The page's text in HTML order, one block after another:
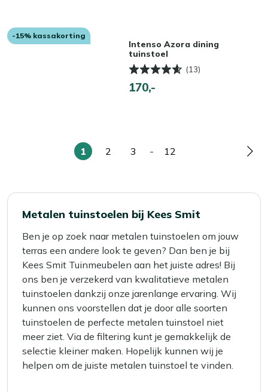
-15% kassakorting
Intenso Azora dining
tuinstoel
(13)
170,-
U
1
Pagina
2
Pagina
3 -
Pagina
12
Metalen tuinstoelen bij Kees Smit
Ben je op zoek naar metalen tuinstoelen om jouw
terras een andere look te geven? Dan ben je bij
Kees Smit Tuinmeubelen aan het juiste adres! Bij
ons ben je verzekerd van kwalitatieve metalen
tuinstoelen dankzij onze jarenlange ervaring. Wij
kunnen ons voorstellen dat je door alle soorten
tuinstoelen de perfecte metalen tuinstoel niet
meer ziet. Via de filtering kunt je gemakkelijk de
selectie kleiner maken. Hopelijk kunnen wij je
helpen om de juiste metalen tuinstoel te vinden.